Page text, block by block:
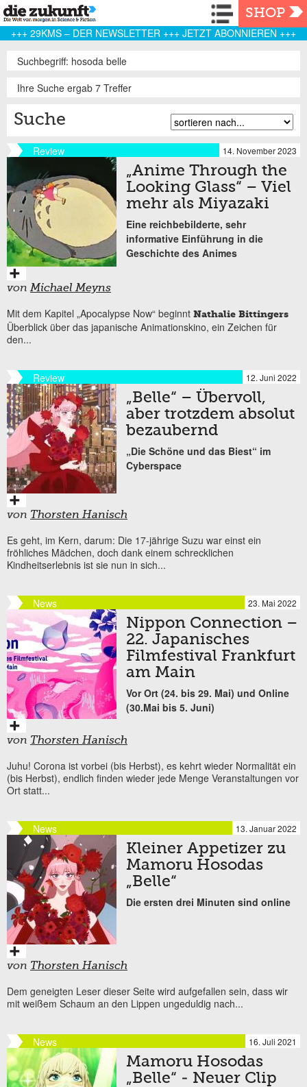
Navigation
SHOP
+++ 29KMS – DER NEWSLETTER +++ JETZT ABONNIEREN +++
Suchbegriff: hosoda belle
Ihre Suche ergab 7 Treffer
Suche
Review 14. November 2023
„Anime Through the
Looking Glass“ – Viel
mehr als Miyazaki
Eine reichbebilderte, sehr
informative Einführung in die
Geschichte des Animes
vonMichael Meyns
Mit dem Kapitel „Apocalypse Now“ beginnt Nathalie Bittingers
Überblick über das japanische Animationskino, ein Zeichen für
den...
Review 12. Juni 2022
„Belle“ – Übervoll,
aber trotzdem absolut
bezaubernd
„Die Schöne und das Biest“ im
Cyberspace
von Thorsten Hanisch
Es geht, im Kern, darum: Die 17-jährige Suzu war einst ein
fröhliches Mädchen, doch dank einem schrecklichen
Kindheitserlebnis ist sie nun in sich...
News 23. Mai 2022
Nippon Connection –
22. Japanisches
Filmfestival Frankfurt
am Main
Vor Ort (24. bis 29. Mai) und Online
(30.Mai bis 5. Juni)
von Thorsten Hanisch
Juhu! Corona ist vorbei (bis Herbst), es kehrt wieder Normalität ein
(bis Herbst), endlich finden wieder jede Menge Veranstaltungen vor
Ort statt...
News 13. Januar 2022
Kleiner Appetizer zu
Mamoru Hosodas
„Belle“
Die ersten drei Minuten sind online
von Thorsten Hanisch
Dem geneigten Leser dieser Seite wird aufgefallen sein, dass wir
mit weißem Schaum an den Lippen ungeduldig nach...
News 16. Juli 2021
Mamoru Hosodas
„Belle“ - Neuer Clip